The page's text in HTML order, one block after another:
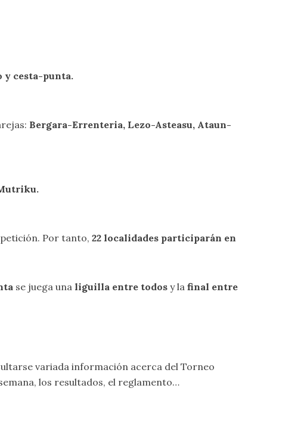
y cesta-punta.
Bergara-Errenteria, Lezo-Asteasu, Ataun-
Por tanto, 22 localidades participarán en
se juega una liguilla entre todos y la final entre
variada información acerca del Torneo
los resultados, el reglamento…